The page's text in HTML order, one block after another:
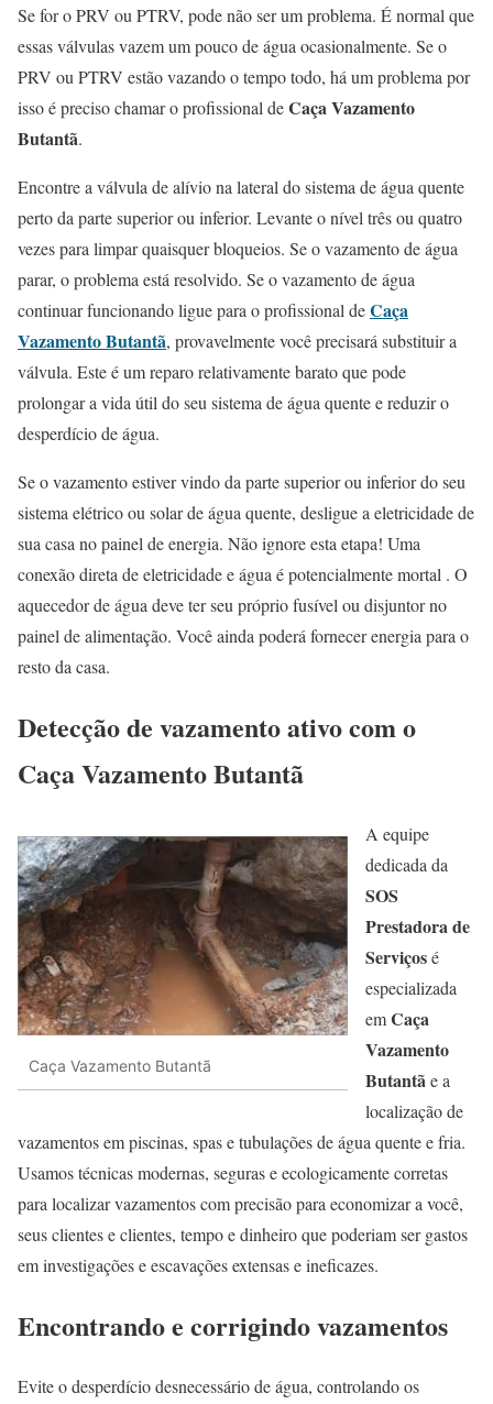
Se for o PRV ou PTRV, pode não ser um problema. É normal que
essas válvulas vazem um pouco de água ocasionalmente. Se o
PRV ou PTRV estão vazando o tempo todo, há um problema por
isso é preciso chamar o profissional deCaça Vazamento
Butantã.
Encontre a válvula de alívio na lateral do sistema de água quente
perto da parte superior ou inferior. Levante o nível três ou quatro
vezes para limpar quaisquer bloqueios. Se o vazamento de água
parar, o problema está resolvido. Se o vazamento de água
continuar funcionando ligue para o profissional deCaça
Vazamento Butantã, provavelmente você precisará substituir a
válvula. Este é um reparo relativamente barato que pode
prolongar a vida útil do seu sistema de água quente e reduzir o
desperdício de água.
Se o vazamento estiver vindo da parte superior ou inferior do seu
sistema elétrico ou solar de água quente, desligue a eletricidade de
sua casa no painel de energia. Não ignore esta etapa! Uma
conexão direta de eletricidade e água é potencialmente mortal . O
aquecedor de água deve ter seu próprio fusível ou disjuntor no
painel de alimentação. Você ainda poderá fornecer energia para o
resto da casa.
Detecção de vazamento ativo com o
Caça Vazamento Butantã
Caça Vazamento Butantã
A equipe
dedicada da
SOS
Prestadora de
Serviçosé
especializada
emCaça
Vazamento
Butantãe a
localização de
vazamentos em piscinas, spas e tubulações de água quente e fria.
Usamos técnicas modernas, seguras e ecologicamente corretas
para localizar vazamentos com precisão para economizar a você,
seus clientes e clientes, tempo e dinheiro que poderiam ser gastos
em investigações e escavações extensas e ineficazes.
Encontrando e corrigindo vazamentos
Evite o desperdício desnecessário de água, controlando os